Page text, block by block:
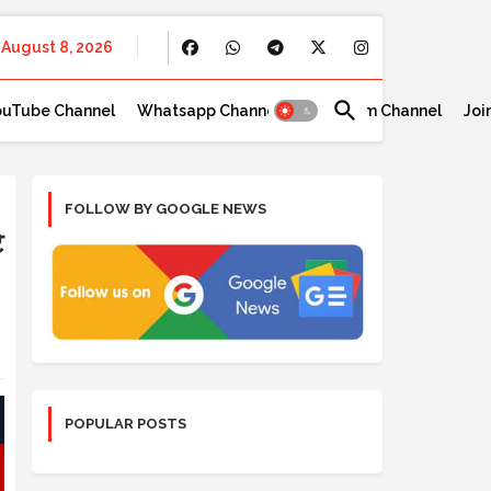
August 8, 2026
Channel Whatsapp Channel Telegram Channel
FOLLOW BY GOOGLE NEWS
POPULAR POSTS